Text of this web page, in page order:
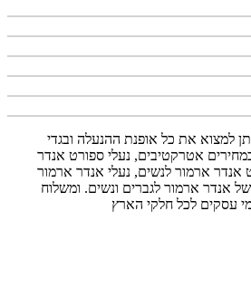
למצוא את כל אופנת ההנעלה ובגדי
אטרקטיבים, נעלי ספורט אנדר
אנדר ארמור לנשים, נעלי אנדר ארמור
אנדר ארמור לגברים ונשים. ומשלוח